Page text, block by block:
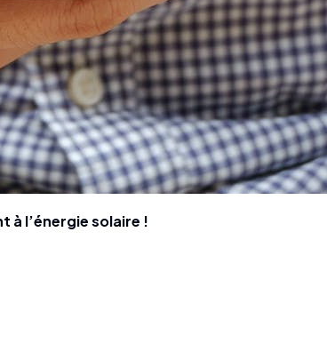
l’énergie solaire !